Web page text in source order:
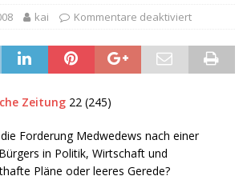
kai Kommentare deaktiviert
Zeitung 22 (245)
Forderung Medwedews nach einer
in Politik, Wirtschaft und
Pläne oder leeres Gerede?